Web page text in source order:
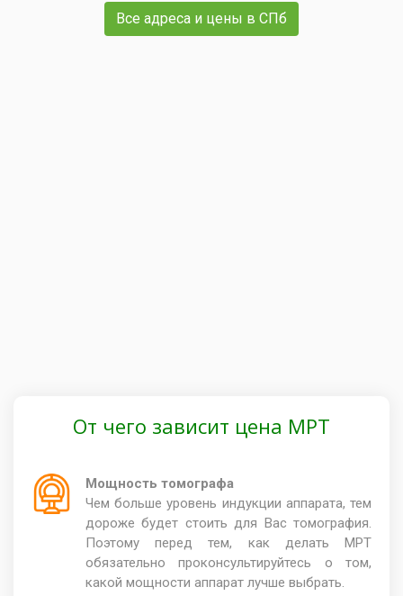
Все адреса и цены в СПб
От чего зависит цена МРТ
Мощность томографа
Чем больше уровень индукции аппарата, тем
дороже будет стоить для Вас томография.
Поэтому перед тем, как делать МРТ
обязательно проконсультируйтесь о том,
какой мощности аппарат лучше выбрать.